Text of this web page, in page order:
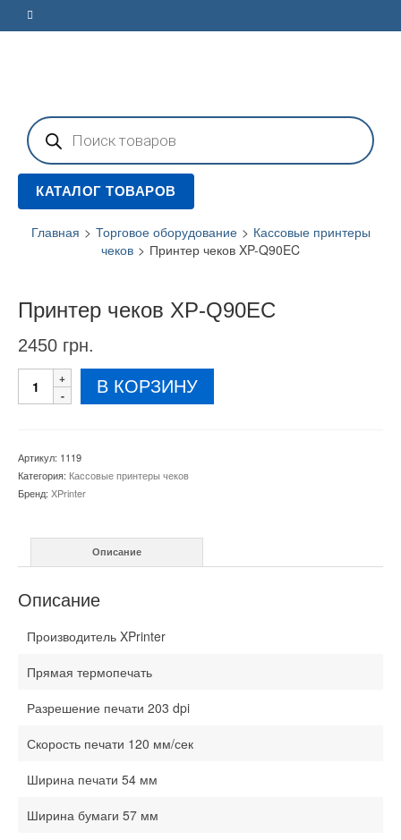
Поиск
товаров
КАТАЛОГ ТОВАРОВ
Главная > Торговое оборудование > Кассовые принтеры
чеков > Принтер чеков XP-Q90EC
Принтер чеков XP-Q90EC
2450 грн.
Количество
товара
Q90EC
В КОРЗИНУ
Артикул: 1119
Категория: Кассовые принтеры чеков
Бренд: XPrinter
Описание
Описание
Производитель XPrinter
Прямая термопечать
Разрешение печати 203 dpi
Скорость печати 120 мм/сек
Ширина печати 54 мм
Ширина бумаги 57 мм